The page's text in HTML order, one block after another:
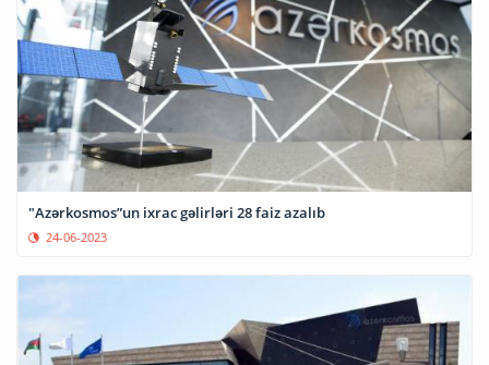
"Azərkosmos”un ixrac gəlirləri 28 faiz azalıb
24-06-2023